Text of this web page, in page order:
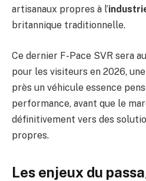
artisanaux propres à l’
britannique traditionnelle.
Ce dernier F-Pace SVR sera
pour les visiteurs en 2026,
près un véhicule essence
performance, avant que le
définitivement vers des
propres.
Les enjeux du